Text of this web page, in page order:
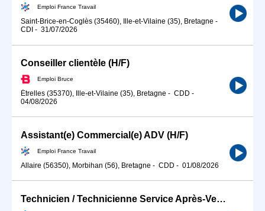
Emploi France Travail
Saint-Brice-en-Coglès (35460), Ille-et-Vilaine (35), Bretagne -
CDI - 31/07/2026
Conseiller clientèle (H/F)
Emploi Bruce
Étrelles (35370), Ille-et-Vilaine (35), Bretagne - CDD -
04/08/2026
Assistant(e) Commercial(e) ADV (H/F)
Emploi France Travail
Allaire (56350), Morbihan (56), Bretagne - CDD - 01/08/2026
Technicien / Technicienne Service Après-Vente (SAV) en climatisat (H/F)